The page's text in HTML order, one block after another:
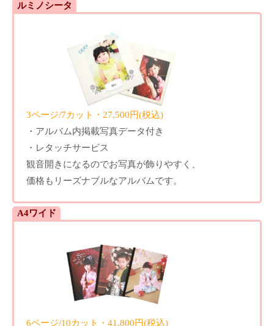
ルミノシータ
3ページ/7カット・27,500円(税込)
・アルバム内掲載写真データ付き
・レタッチサービス
観音開きになるのでお写真が飾りやすく、
価格もリーズナブルなアルバムです。
A4ワイド
6ページ/10カット・41,800円(税込)